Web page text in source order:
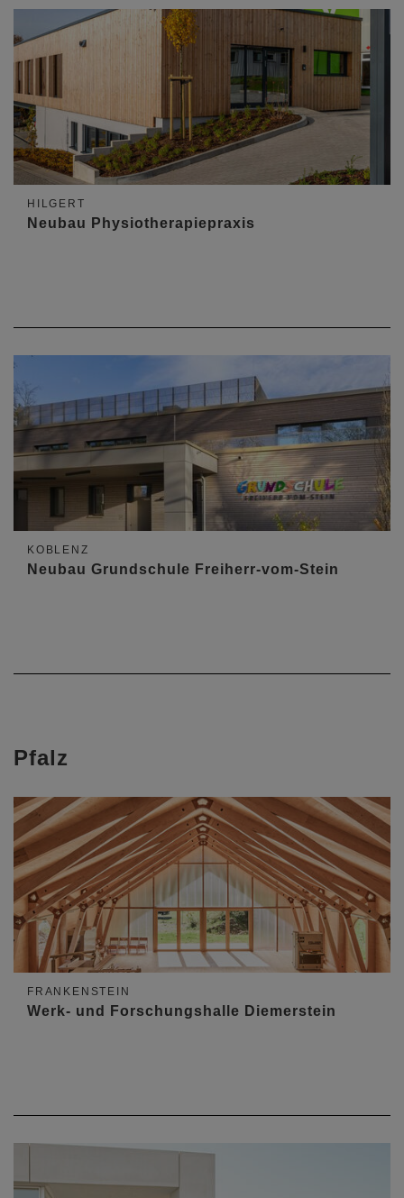
HILGERT
Neubau Physiotherapiepraxis
KOBLENZ
Neubau Grundschule Freiherr-vom-Stein
Pfalz
FRANKENSTEIN
Werk- und Forschungshalle Diemerstein